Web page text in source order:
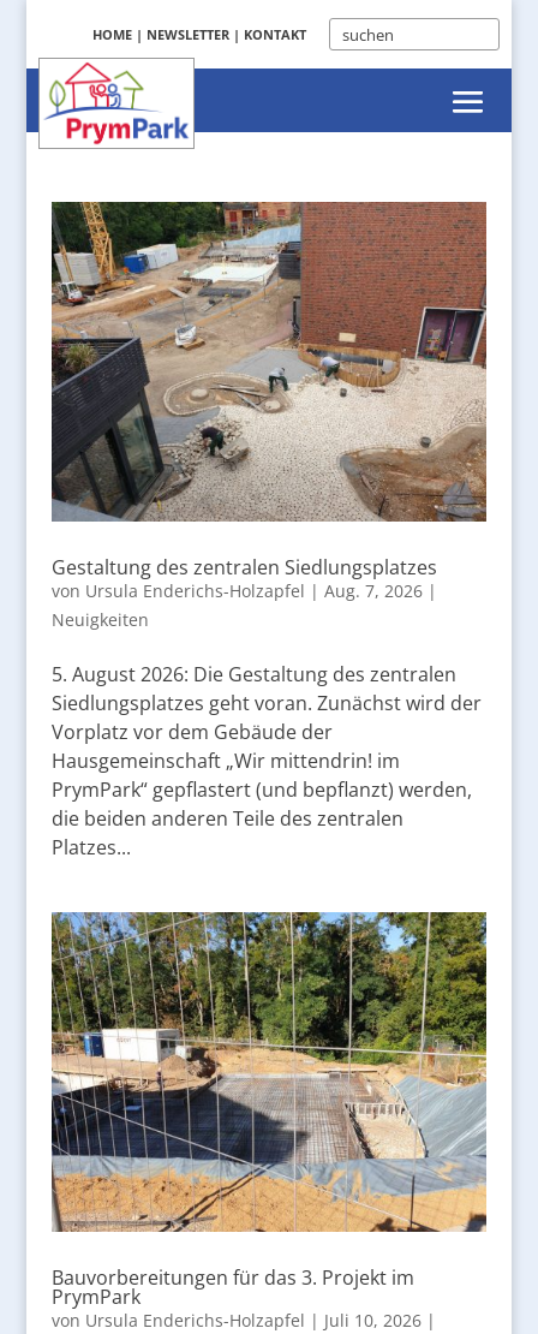
HOME| NEWSLETTER| KONTAKT
Gestaltung des zentralen Siedlungsplatzes
von Ursula Enderichs-Holzapfel | Aug. 7, 2026|
Neuigkeiten
5. August 2026: Die Gestaltung des zentralen
Siedlungsplatzes geht voran. Zunächst wird der
Vorplatz vor dem Gebäude der
Hausgemeinschaft „Wir mittendrin! im
PrymPark“ gepflastert (und bepflanzt) werden,
die beiden anderen Teile des zentralen
Platzes...
Bauvorbereitungen für das 3. Projekt im
PrymPark
von Ursula Enderichs-Holzapfel | Juli 10, 2026|